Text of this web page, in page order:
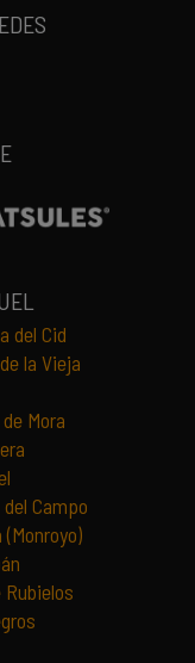
del Cid
la Vieja
Mora
del Campo
(Monroyo)
Rubielos